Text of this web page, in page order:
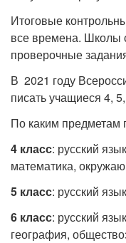
Итоговые
все времена. Школы
проверочные
В 2021 году
писать учащиеся 4,
По каким
4 класс: русский
математика,
5 класс: русский
6 класс: русский
география,